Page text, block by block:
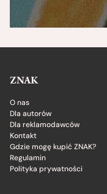
ZNAK
O nas
Dla autorów
Dla reklamodawców
Kontakt
Gdzie mogę kupić ZNAK?
Regulamin
Polityka prywatności